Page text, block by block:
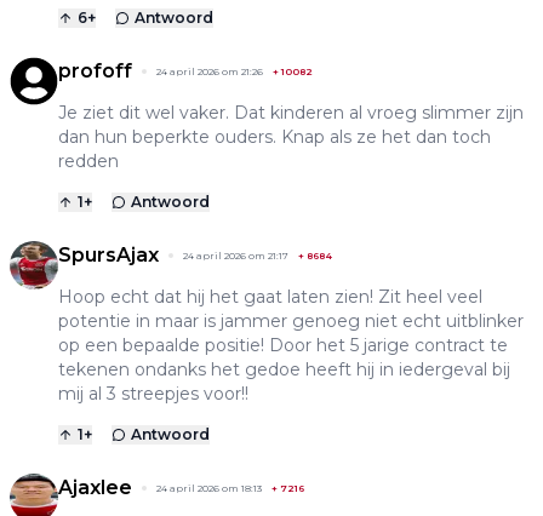
6+ Antwoord
profoff 24 april 2026 om 21:26 +10082
Je ziet dit wel vaker. Dat kinderen al vroeg slimmer zijn
dan hun beperkte ouders. Knap als ze het dan toch
redden
1+ Antwoord
SpursAjax 24 april 2026 om 21:17 + 8684
Hoop echt dat hij het gaat laten zien! Zit heel veel
potentie in maar is jammer genoeg niet echt uitblinker
op een bepaalde positie! Door het 5 jarige contract te
tekenen ondanks het gedoe heeft hij in iedergeval bij
mij al 3 streepjes voor!!
1+ Antwoord
Ajaxlee 24 april 2026 om 18:13 + 7216